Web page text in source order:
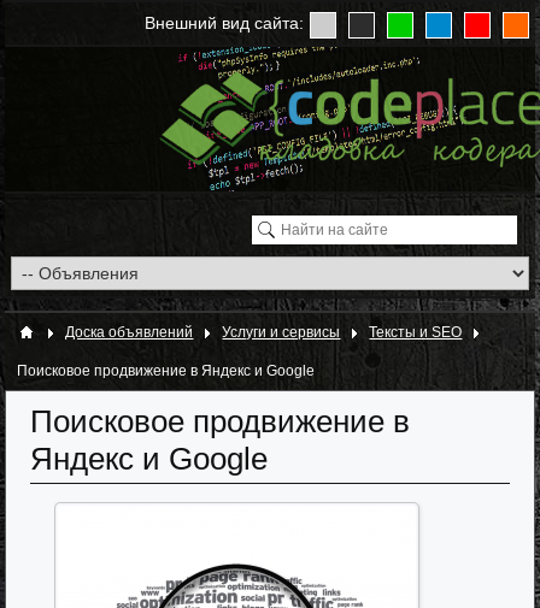
Внешний вид сайта:
Доска объявлений Услуги и сервисы Тексты и SEO
Поисковое продвижение в Яндекс и Google
Поисковое продвижение в
Яндекс и Google